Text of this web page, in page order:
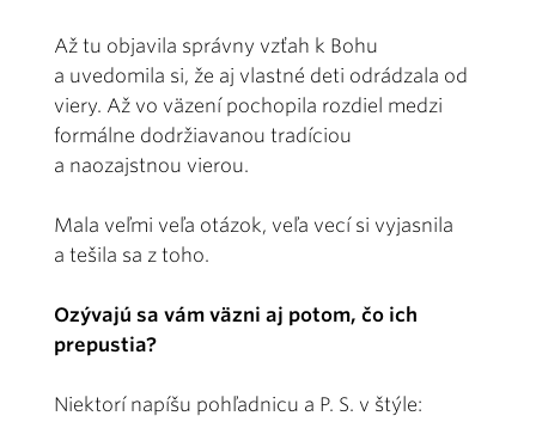
Až tu objavila správny vzťah k Bohu
a uvedomila si, že aj vlastné deti odrádzala od
viery. Až vo väzení pochopila rozdiel medzi
formálne dodržiavanou tradíciou
a naozajstnou vierou.
Mala veľmi veľa otázok, veľa vecí si vyjasnila
a tešila sa z toho.
Ozývajú sa vám väzni aj potom, čo ich
prepustia?
Niektorí napíšu pohľadnicu a P. S. v štýle: